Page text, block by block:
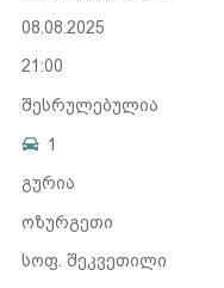
08.08.2025
21:00
შესრულებულია
1
გურია
ოზურგეთი
სოფ. შეკვეთილი